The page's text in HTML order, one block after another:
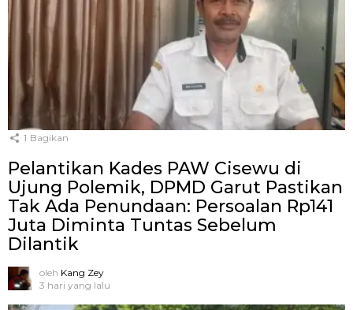
1 Bagikan
Pelantikan Kades PAW Cisewu di
Ujung Polemik, DPMD Garut Pastikan
Tak Ada Penundaan: Persoalan Rp141
Juta Diminta Tuntas Sebelum
Dilantik
oleh Kang Zey
3 hari yang lalu